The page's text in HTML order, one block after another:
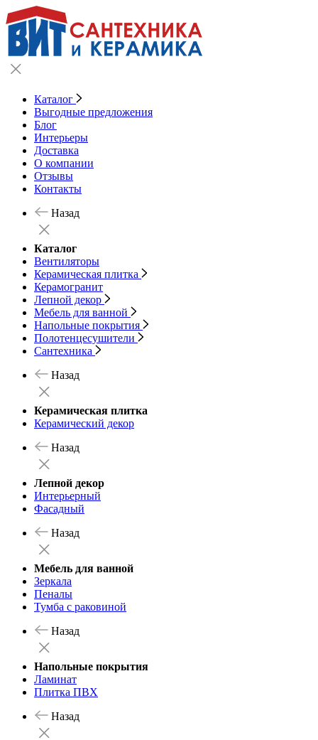
Каталог
Выгодные предложения
Блог
Интерьеры
Доставка
О компании
Отзывы
Контакты
Назад
Каталог
Вентиляторы
Керамическая плитка
Керамогранит
Лепной декор
Мебель для ванной
Напольные покрытия
Полотенцесушители
Сантехника
Назад
Керамическая плитка
Керамический декор
Назад
Лепной декор
Интерьерный
Фасадный
Назад
Мебель для ванной
Зеркала
Пеналы
Тумба с раковиной
Назад
Напольные покрытия
Ламинат
Плитка ПВХ
Назад